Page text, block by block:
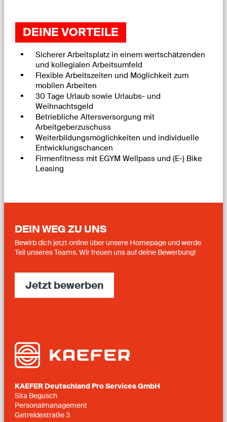
DEINE VORTEILE
Sicherer Arbeitsplatz in einem wertschätzenden
und kollegialen Arbeitsumfeld
Flexible Arbeitszeiten und Möglichkeit zum
mobilen Arbeiten
30 Tage Urlaub sowie Urlaubs- und
Weihnachtsgeld
Betriebliche Altersversorgung mit
Arbeitgeberzuschuss
Weiterbildungsmöglichkeiten und individuelle
Entwicklungschancen
Firmenfitness mit EGYM Wellpass und (E-) Bike
Leasing
DEIN WEG ZU UNS
Bewirb dich jetzt online über unsere Homepage und werde
Teil unseres Teams. Wir freuen uns auf deine Bewerbung!
Jetzt bewerben
KAEFER Deutschland Pro Services GmbH
Sita Begusch
Personalmanagement
Getreidestraße 3